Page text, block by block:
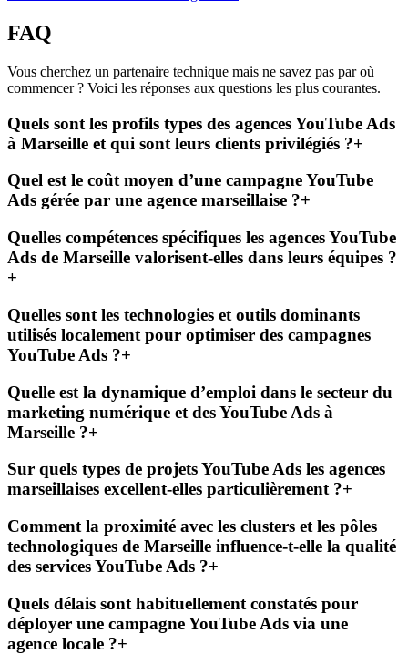
FAQ
Vous cherchez un partenaire technique mais ne savez pas par où
commencer ? Voici les réponses aux questions les plus courantes.
Quels sont les profils types des agences YouTube Ads
à Marseille et qui sont leurs clients privilégiés ?+
Quel est le coût moyen d’une campagne YouTube
Ads gérée par une agence marseillaise ?+
Quelles compétences spécifiques les agences YouTube
Ads de Marseille valorisent-elles dans leurs équipes ?
+
Quelles sont les technologies et outils dominants
utilisés localement pour optimiser des campagnes
YouTube Ads ?+
Quelle est la dynamique d’emploi dans le secteur du
marketing numérique et des YouTube Ads à
Marseille ?+
Sur quels types de projets YouTube Ads les agences
marseillaises excellent-elles particulièrement ?+
Comment la proximité avec les clusters et les pôles
technologiques de Marseille influence-t-elle la qualité
des services YouTube Ads ?+
Quels délais sont habituellement constatés pour
déployer une campagne YouTube Ads via une
agence locale ?+